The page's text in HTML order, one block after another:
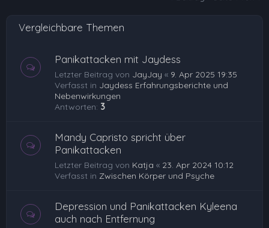
Vergleichbare Themen
Panikattacken mit Jaydess
Letzter Beitrag von JayJay « 9. Apr 2025 19:35
Verfasst in Jaydess Erfahrungsberichte und
Nebenwirkungen
Antworten: 3
Mandy Capristo spricht über
Panikattacken
Letzter Beitrag von Katja « 23. Apr 2024 10:12
Verfasst in Zwischen Körper und Psyche
Depression und Panikattacken Kyleena
auch nach Entfernung